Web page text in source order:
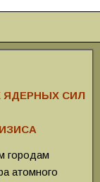
ЯДЕРНЫХ СИЛ
городам
атомного